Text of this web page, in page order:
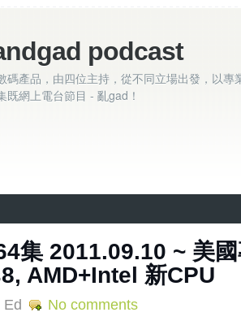
podcast
碼產品，由四位主持，從不同立場出發，以專
既網上電台節目 - 亂gad！
集 2011.09.10 ~ 美
AMD+Intel 新CPU
Ed No comments